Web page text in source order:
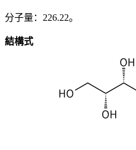
分子量：226.22。
結構式